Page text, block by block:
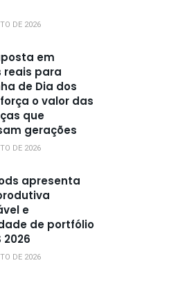
DE 2026
em
reais para
de Dia dos
o valor das
que
gerações
DE 2026
apresenta
e
de portfólio
2026
DE 2026